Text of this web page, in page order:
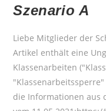
Szenario A
Liebe Mitglieder der
Artikel enthält eine
Klassenarbeiten
die Informationen aus